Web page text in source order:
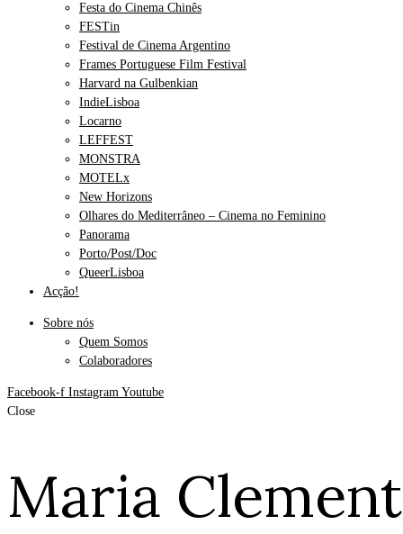
Festa do Cinema Chinês
FESTin
Festival de Cinema Argentino
Frames Portuguese Film Festival
Harvard na Gulbenkian
IndieLisboa
Locarno
LEFFEST
MONSTRA
MOTELx
New Horizons
Olhares do Mediterrâneo – Cinema no Feminino
Panorama
Porto/Post/Doc
QueerLisboa
Acção!
Sobre nós
Quem Somos
Colaboradores
Facebook-f Instagram Youtube
Close
Maria